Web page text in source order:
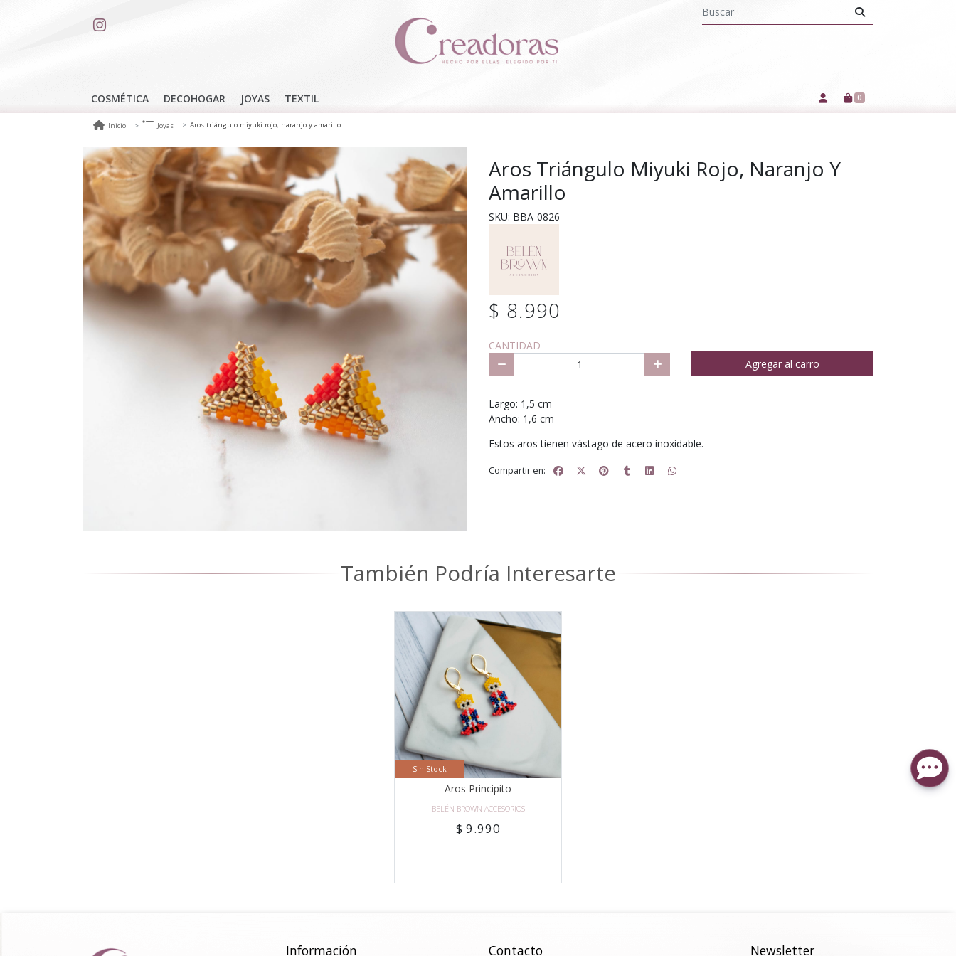
COSMÉTICA DECOHOGAR JOYAS TEXTIL 0
Inicio Joyas Aros triángulo miyuki rojo, naranjo y amarillo
Aros Triángulo Miyuki Rojo, Naranjo Y
Amarillo
SKU: BBA-0826
$ 8.990
CANTIDAD
Agregar al carro
Largo: 1,5 cm
Ancho: 1,6 cm
Estos aros tienen vástago de acero inoxidable.
Compartir en:
También Podría Interesarte
Sin Stock
Aros Principito
BELÉN BROWN ACCESORIOS
$ 9.990
Información Contacto Newsletter